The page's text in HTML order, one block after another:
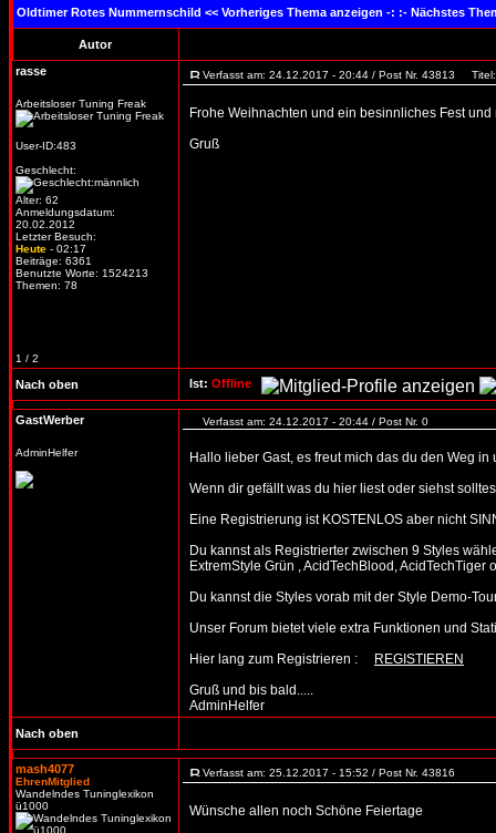
Oldtimer Rotes Nummernschild << Vorheriges Thema anzeigen -: :- Nächstes
Autor
rasse
Arbeitsloser Tuning Freak
User-ID:483
Geschlecht:
Alter: 62
Anmeldungsdatum:
20.02.2012
Letzter Besuch:
Heute - 02:17
Beiträge: 6361
Benutzte Worte: 1524213
Themen: 78
1 / 2
Verfasst am: 24.12.2017 - 20:44 / Post Nr. 43813 Titel:
Frohe Weihnachten und ein besinnliches Fest
Gruß
Nach oben Ist: Offline
GastWerber
AdminHelfer
Verfasst am: 24.12.2017 - 20:44 / Post Nr. 0
Hallo lieber Gast, es freut mich das du den Weg
Wenn dir gefällt was du hier liest oder siehst
Eine Registrierung ist KOSTENLOS aber nicht
Du kannst als Registrierter zwischen 9 Styles
ExtremStyle Grün , AcidTechBlood,
Du kannst die Styles vorab mit der Style
Unser Forum bietet viele extra Funktionen und
Hier lang zum Registrieren :
REGISTIEREN
Gruß und bis bald.....
AdminHelfer
Nach oben
mash4077
EhrenMitglied
Wandelndes Tuninglexikon
ü1000
Verfasst am: 25.12.2017 - 15:52 / Post Nr. 43816
Wünsche allen noch Schöne Feiertage